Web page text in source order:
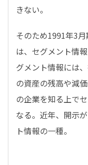
きない。
そのため1991年3
は、セグメント情
グメント情報には
の資産の残高や減
の企業を知る上で
なる。近年、開示
ト情報の一種。